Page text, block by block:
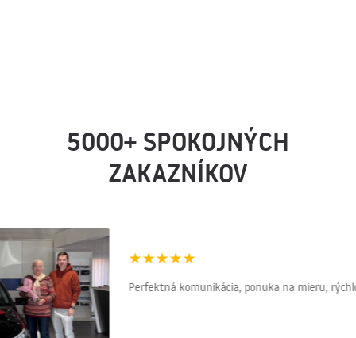
5000+ SPOKOJNÝCH
ZAKAZNÍKOV
★★★★★
Perfektná komunikácia, ponuka na mieru,